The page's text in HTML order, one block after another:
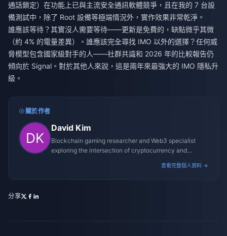
通話鎖定）在功能上已與主流安全通訊軟體競爭，且在我的 7 台設
備測試中，除了 Root 設備等極端情況外，實作效果非常乾淨。
誰應該等待？其實沒人需要等待——更新是免費的，缺點微乎其微
（約 4% 的電量差異）。誰應該完全尋找 IMO 以外的選擇？任何威
脅模型包含國家級對手的人——社群共識和 2026 年的比較報告仍
傾向於 Signal。對於其他人來說，這是兩年來最強大的 IMO 隱私升
級。
關於作者
David Kim
Blockchain gaming researcher and Web3 specialist
exploring the intersection of cryptocurrency and
查看完整個人資料 →
分享